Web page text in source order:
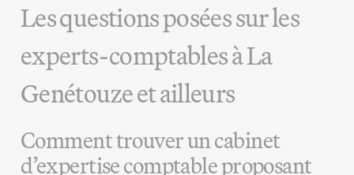
Les questions posées sur les
experts-comptables à La
Genétouze et ailleurs
Comment trouver un cabinet
d’expertise comptable proposant